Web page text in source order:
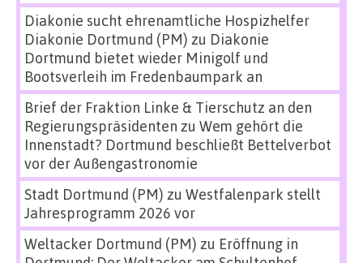
Diakonie sucht ehrenamtliche Hospizhelfer
Diakonie Dortmund (PM) zu Diakonie
Dortmund bietet wieder Minigolf und
Bootsverleih im Fredenbaumpark an
Brief der Fraktion Linke & Tierschutz an den
Regierungspräsidenten zu Wem gehört die
Innenstadt? Dortmund beschließt Bettelverbot
vor der Außengastronomie
Stadt Dortmund (PM) zu Westfalenpark stellt
Jahresprogramm 2026 vor
Weltacker Dortmund (PM) zu Eröffnung in